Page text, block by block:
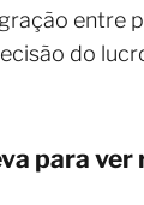
entre
do
para